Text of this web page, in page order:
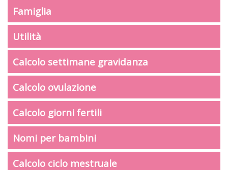
Famiglia
Utilità
Calcolo settimane gravidanza
Calcolo ovulazione
Calcolo giorni fertili
Nomi per bambini
Calcolo ciclo mestruale